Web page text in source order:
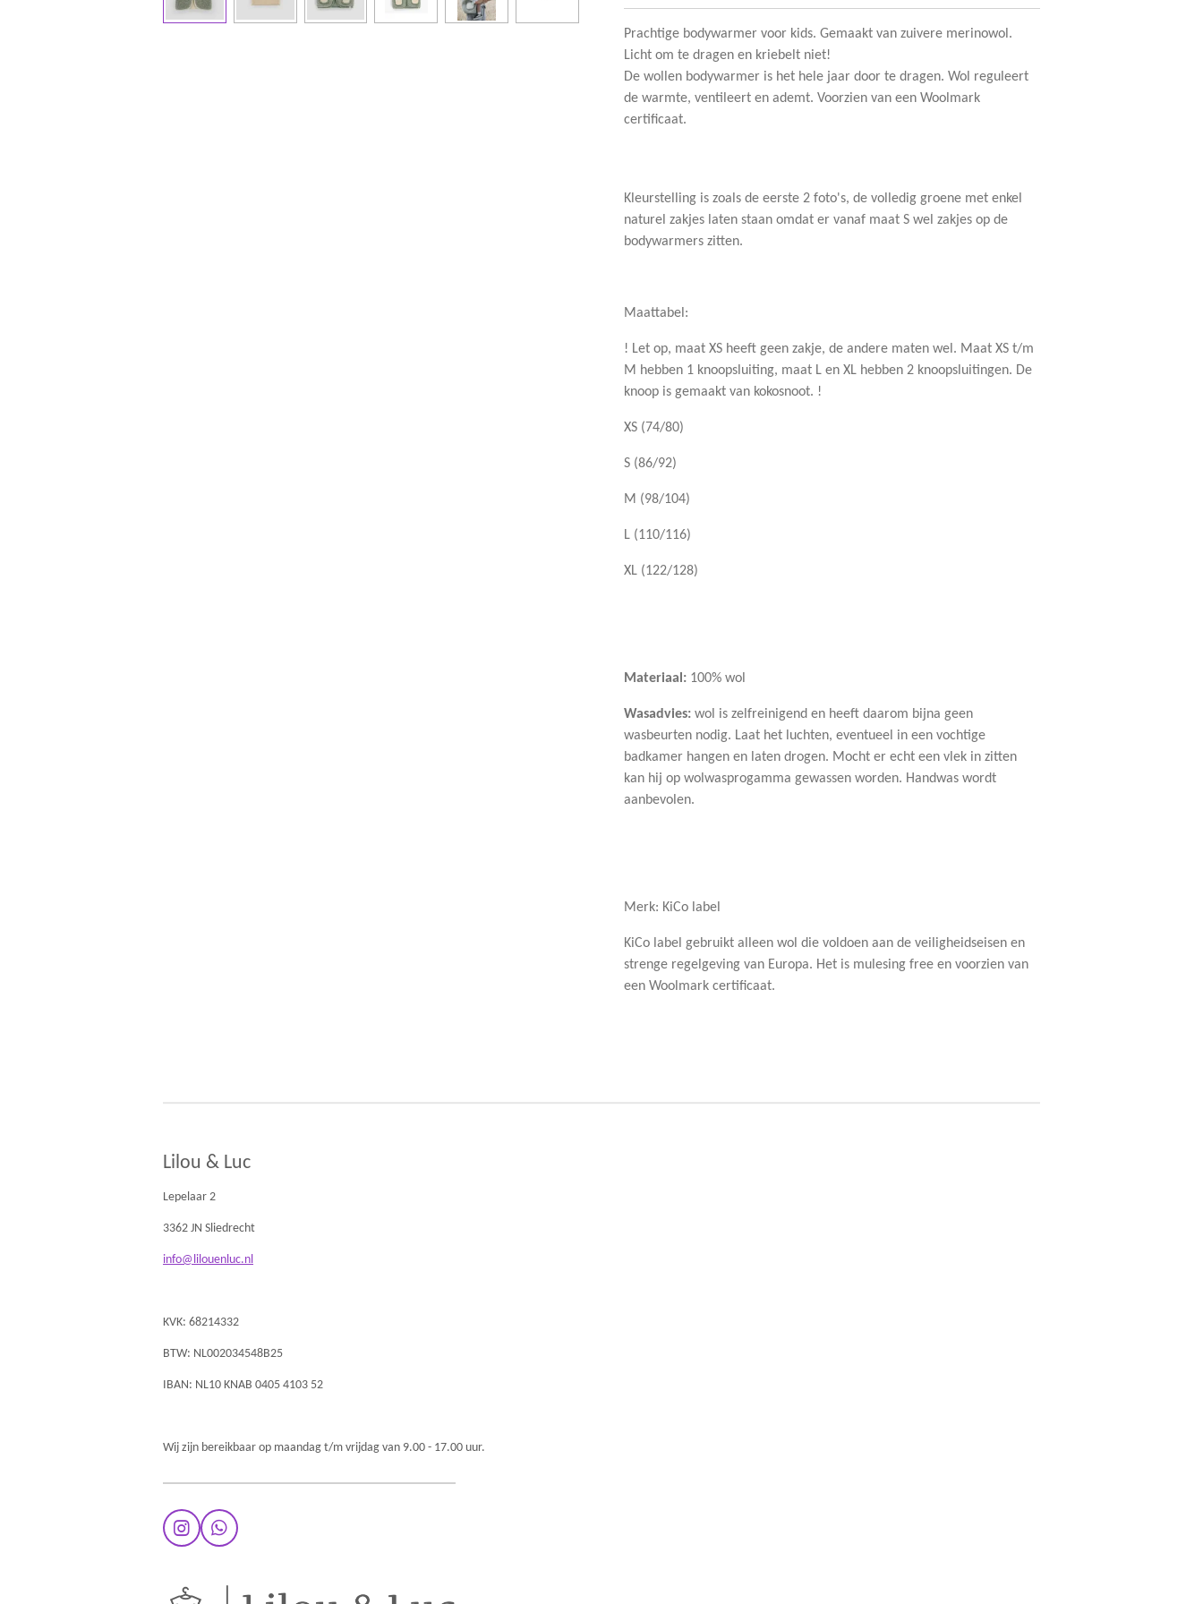
Prachtige bodywarmer voor kids. Gemaakt van zuivere merinowol.
Licht om te dragen en kriebelt niet!
De wollen bodywarmer is het hele jaar door te dragen. Wol reguleert
de warmte, ventileert en ademt. Voorzien van een Woolmark
certificaat.
Kleurstelling is zoals de eerste 2 foto's, de volledig groene met enkel
naturel zakjes laten staan omdat er vanaf maat S wel zakjes op de
bodywarmers zitten.
Maattabel:
! Let op, maat XS heeft geen zakje, de andere maten wel. Maat XS t/m
M hebben 1 knoopsluiting, maat L en XL hebben 2 knoopsluitingen. De
knoop is gemaakt van kokosnoot. !
XS (74/80)
S (86/92)
M (98/104)
L (110/116)
XL (122/128)
Materiaal: 100% wol
Wasadvies: wol is zelfreinigend en heeft daarom bijna geen
wasbeurten nodig. Laat het luchten, eventueel in een vochtige
badkamer hangen en laten drogen. Mocht er echt een vlek in zitten
kan hij op wolwasprogamma gewassen worden. Handwas wordt
aanbevolen.
Merk: KiCo label
KiCo label gebruikt alleen wol die voldoen aan de veiligheidseisen en
strenge regelgeving van Europa. Het is mulesing free en voorzien van
een Woolmark certificaat.
Lilou & Luc
Lepelaar 2
3362 JN Sliedrecht
info@lilouenluc.nl
KVK: 68214332
BTW: NL002034548B25
IBAN: NL10 KNAB 0405 4103 52
Wij zijn bereikbaar op maandag t/m vrijdag van 9.00 - 17.00 uur.
I
n
t
W
h